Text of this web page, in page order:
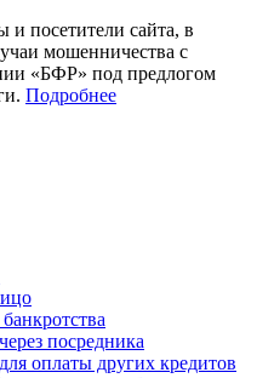
посетители сайта, в
мошенничества с
«БФР» под предлогом
Подробнее
посредника
оплаты других кредитов